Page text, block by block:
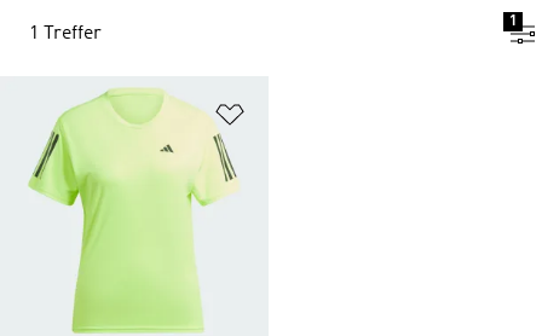
1 Treffer
1